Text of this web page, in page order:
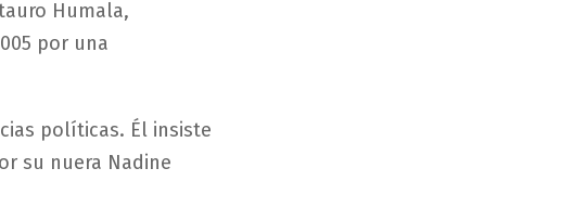
Humala,
por una
políticas. Él insiste
su nuera Nadine